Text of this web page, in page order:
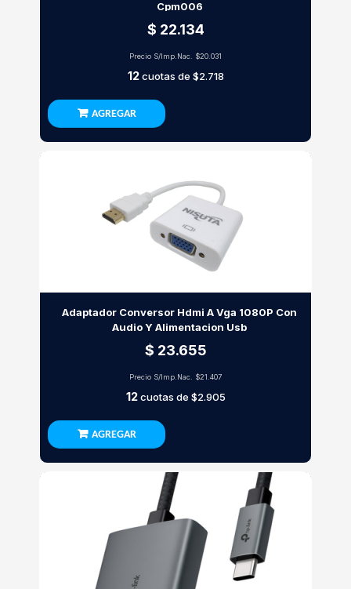
Cpm006
$ 22.134
Precio S/Imp.Nac. $20.031
12cuotas de $2.718
AGREGAR
Adaptador Conversor Hdmi A Vga 1080P Con
Audio Y Alimentacion Usb
$ 23.655
Precio S/Imp.Nac. $21.407
12cuotas de $2.905
AGREGAR